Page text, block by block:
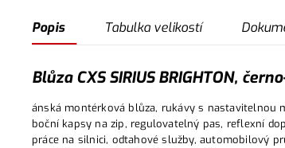
Popis Tabulka velikostí
Blůza CXS SIRIUS BRIGHTON,
ánská montérková blůza, rukávy s nastavitelnou
boční kapsy na zip, regulovatelný pas, reflexní
práce na silnici, odtahové služby, automobilový